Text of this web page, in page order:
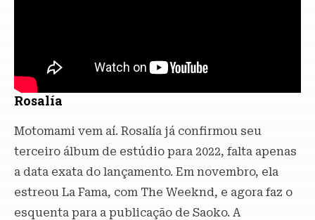
Rosalía
Motomami vem aí. Rosalía já confirmou seu
terceiro álbum de estúdio para 2022, falta apenas
a data exata do lançamento. Em novembro, ela
estreou La Fama, com The Weeknd, e agora faz o
esquenta para a publicação de Saoko. A